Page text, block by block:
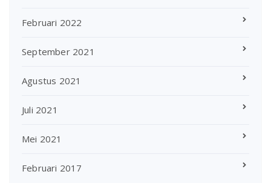
Februari 2022
September 2021
Agustus 2021
Juli 2021
Mei 2021
Februari 2017